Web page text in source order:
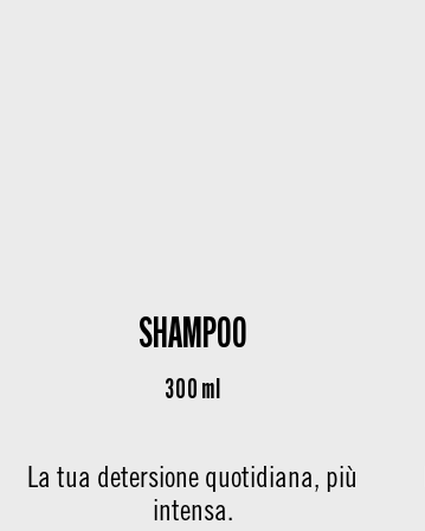
SHAMPOO
300 ml
La tua detersione quotidiana, più
intensa.